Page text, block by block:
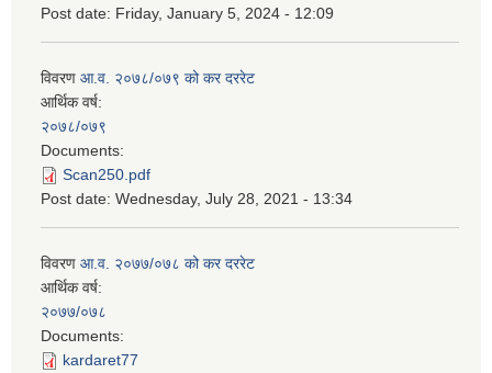
Post date: Friday, January 5, 2024 - 12:09
विवरण आ.व. २०७८/०७९ को कर दररेट
आर्थिक वर्ष:
२०७८/०७९
Documents:
Scan250.pdf
Post date: Wednesday, July 28, 2021 - 13:34
विवरण आ.व. २०७७/०७८ को कर दररेट
आर्थिक वर्ष:
२०७७/०७८
Documents:
kardaret77